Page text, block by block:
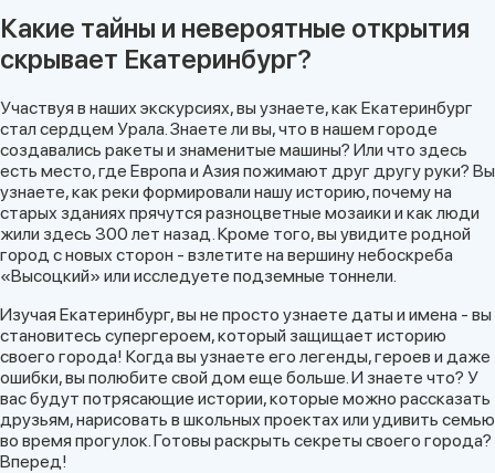
Какие тайны и невероятные открытия
скрывает Екатеринбург?
Участвуя в наших экскурсиях, вы узнаете, как Екатеринбург
стал сердцем Урала. Знаете ли вы, что в нашем городе
создавались ракеты и знаменитые машины? Или что здесь
есть место, где Европа и Азия пожимают друг другу руки? Вы
узнаете, как реки формировали нашу историю, почему на
старых зданиях прячутся разноцветные мозаики и как люди
жили здесь 300 лет назад. Кроме того, вы увидите родной
город с новых сторон - взлетите на вершину небоскреба
«Высоцкий» или исследуете подземные тоннели.
Изучая Екатеринбург, вы не просто узнаете даты и имена - вы
становитесь супергероем, который защищает историю
своего города! Когда вы узнаете его легенды, героев и даже
ошибки, вы полюбите свой дом еще больше. И знаете что? У
вас будут потрясающие истории, которые можно рассказать
друзьям, нарисовать в школьных проектах или удивить семью
во время прогулок. Готовы раскрыть секреты своего города?
Вперед!